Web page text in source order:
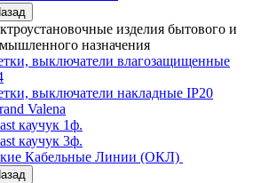
изделия бытового и
назначения
выключатели влагозащищенные
выключатели накладные IP20
Valena
каучук 1ф.
каучук 3ф.
Кабельные Линии (ОКЛ)